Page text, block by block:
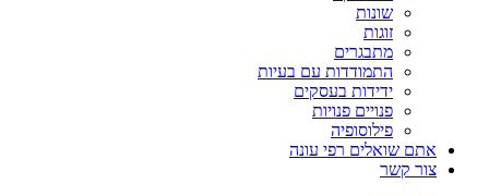
שונות
זוגות
מתבגרים
התמודדות עם בעיות
ידידות בעסקים
פנויים פנויות
פילוסופיה
אתם שואלים רפי עונה
צור קשר